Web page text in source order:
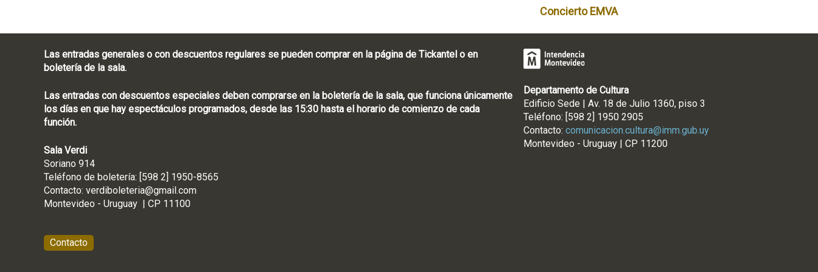
Concierto EMVA
Las entradas generales o con descuentos regulares se pueden comprar en la página de Tickantel o en
boletería de la sala.
Las entradas con descuentos especiales deben comprarse en la boletería de la sala, que funciona únicamente
los días en que hay espectáculos programados, desde las 15:30 hasta el horario de comienzo de cada
función.
Sala Verdi
Soriano 914
Teléfono de boletería: [598 2] 1950-8565
Contacto: verdiboleteria@gmail.com
Montevideo - Uruguay | CP 11100
Contacto
Departamento de Cultura
Edificio Sede | Av. 18 de Julio 1360, piso 3
Teléfono: [598 2] 1950 2905
Contacto: comunicacion.cultura@imm.gub.uy
Montevideo - Uruguay | CP 11200